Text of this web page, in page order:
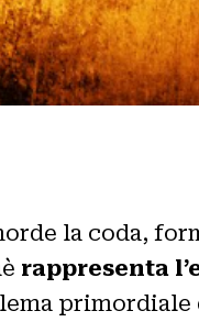
la coda,
rappresenta
primordiale